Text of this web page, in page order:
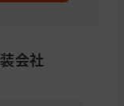
会社